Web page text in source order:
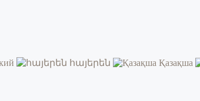
հայերեն Қазақша